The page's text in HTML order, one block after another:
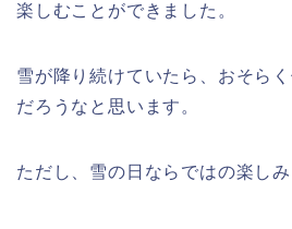
楽しむことができました。
雪が降り続けていたら、おそら
だろうなと思います。
ただし、雪の日ならではの楽しみ